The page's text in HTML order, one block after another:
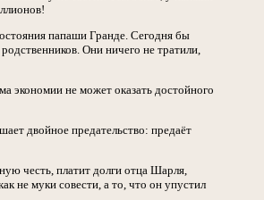
папаши Гранде. Сегодня бы
Они ничего не тратили,
экономии не может оказать достойного
двойное предательство: предаёт
честь, платит долги отца Шарля,
не муки совести, а то, что он упустил